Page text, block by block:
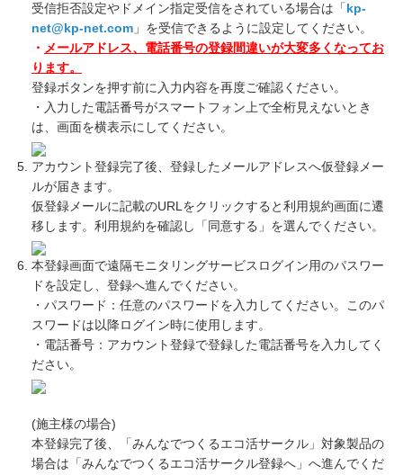
受信拒否設定やドメイン指定受信をされている場合は「kp-
net@kp-net.com 」を受信できるように設定してください。
・ メールアドレス、電話番号の登録間違いが大変多くなってお
ります。
登録ボタンを押す前に入力内容を再度ご確認ください。
・入力した電話番号がスマートフォン上で全桁見えないとき
は、画面を横表示にしてください。
アカウント登録完了後、登録したメールアドレスへ仮登録メー
ルが届きます。
仮登録メールに記載のURLをクリックすると利用規約画面に遷
移します。利用規約を確認し「同意する」を選んでください。
本登録画面で遠隔モニタリングサービスログイン用のパスワー
ドを設定し、登録へ進んでください。
・パスワード：任意のパスワードを入力してください。このパ
スワードは以降ログイン時に使用します。
・電話番号：アカウント登録で登録した電話番号を入力してく
ださい。
(施主様の場合)
本登録完了後、「みんなでつくるエコ活サークル」対象製品の
場合は「みんなでつくるエコ活サークル登録へ」へ進んでくだ